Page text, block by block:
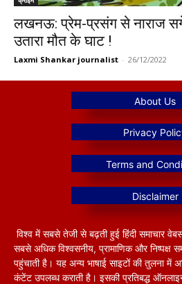
लखनऊ: प्रेम-प्रसंग से नाराज
उतारा मौत के घाट !
Laxmi Shankar journalist - 26/12/2022
विश्व में सबसे तेजी से बढ़ती हुई हिंदी समाचार
सबसे अधिक विश्वसनीय, प्रामाणिक और निष्पक्ष
पहुंचाती है। यह अन्य भाषाई साइटों की तुलना में
कंटेंट उपलब्ध कराती है। इसकी प्रतिबद्ध